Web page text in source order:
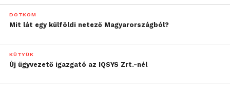
DOTKOM
Mit lát egy külföldi netező Magyarországból?
KÜTYÜK
Új ügyvezető igazgató az IQSYS Zrt.-nél